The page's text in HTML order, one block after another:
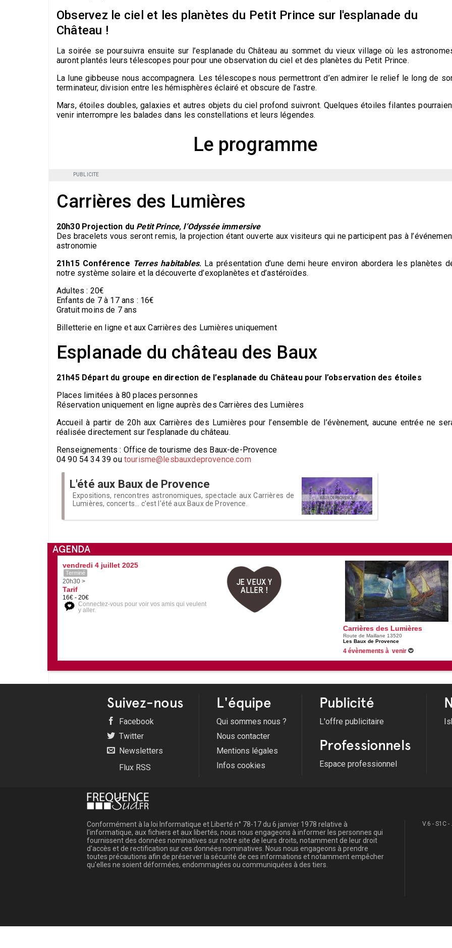
Observez le ciel et les planètes du Petit Prince sur l'esplanade du
Château !
La soirée se poursuivra ensuite sur l’esplanade du Château au sommet du vieux village où les
auront plantés leurs télescopes pour pour une observation du ciel et des planètes du Petit Prince.
La lune gibbeuse nous accompagnera. Les télescopes nous permettront d’en admirer le relief le long de
terminateur, division entre les hémisphères éclairé et obscure de l’astre.
Mars, étoiles doubles, galaxies et autres objets du ciel profond suivront. Quelques étoiles filantes
venir interrompre les balades dans les constellations et leurs légendes.
Le programme
PUBLICITE
Carrières des Lumières
20h30 Projection du Petit Prince, l’Odyssée immersive
Des bracelets vous seront remis, la projection étant ouverte aux visiteurs qui ne participent pas à
astronomie
21h15 Conférence Terres habitables. La présentation d’une demi heure environ abordera les planètes
notre système solaire et la découverte d’exoplanètes et d’astéroïdes.
Adultes : 20€
Enfants de 7 à 17 ans : 16€
Gratuit moins de 7 ans
Billetterie en ligne et aux Carrières des Lumières uniquement
Esplanade du château des Baux
21h45 Départ du groupe en direction de l’esplanade du Château pour l’observation des étoiles
Places limitées à 80 places personnes
Réservation uniquement en ligne auprès des Carrières des Lumières
Accueil à partir de 20h aux Carrières des Lumières pour l’ensemble de l’évènement, aucune entrée ne
réalisée directement sur l’esplanade du château.
Renseignements : Office de tourisme des Baux-de-Provence
04 90 54 34 39 ou tourisme@lesbauxdeprovence.com
L'été aux Baux de Provence
Expositions, rencontres astronomiques, spectacle aux Carrières de
Lumières, concerts... c'est l'été aux Baux de Provence.
AGENDA
vendredi 4 juillet 2025
Terminé
20h30 >
Tarif
16€ - 20€
Connectez-vous pour voir vos amis qui veulent
y aller.
JE VEUX Y
ALLER !
Carrières des Lumières
Route de Maillane 13520
Les Baux de Provence
4 évènements à venir
Du 04/07/2026 au 12/09/2026 -Océan : une
Du 08/07/2026 au 26/08/2026 -
Les
Suivez-nous
Facebook
Twitter
Newsletters
Flux RSS
L'équipe
Qui sommes nous ?
Nous contacter
Mentions légales
Infos cookies
Publicité
L'offre publicitaire
Professionnels
Espace professionnel
Conformément à la loi Informatique et Liberté n° 78-17 du 6 janvier 1978 relative à
l'informatique, aux fichiers et aux libertés, nous nous engageons à informer les personnes qui
fournissent des données nominatives sur notre site de leurs droits, notamment de leur droit
d'accès et de rectification sur ces données nominatives. Nous nous engageons à prendre
toutes précautions afin de préserver la sécurité de ces informations et notamment empêcher
qu'elles ne soient déformées, endommagées ou communiquées à des tiers.
V.6 - S1C